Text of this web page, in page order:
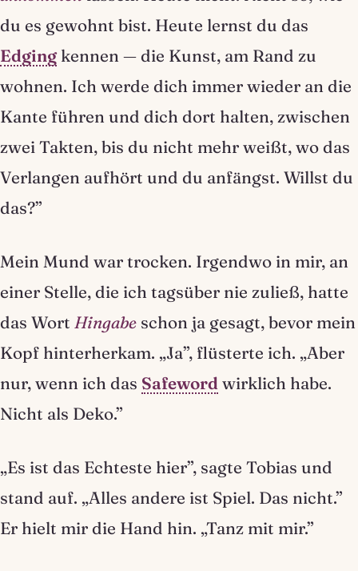
du es gewohnt bist. Heute lernst du das
Edgingkennen — die Kunst, am Rand zu
wohnen. Ich werde dich immer wieder an die
Kante führen und dich dort halten, zwischen
zwei Takten, bis du nicht mehr weißt, wo das
Verlangen aufhört und du anfängst. Willst du
das?”
Mein Mund war trocken. Irgendwo in mir, an
einer Stelle, die ich tagsüber nie zuließ, hatte
das Wort Hingabe schon ja gesagt, bevor mein
Kopf hinterherkam. „Ja”, flüsterte ich. „Aber
nur, wenn ich das Safeword wirklich habe.
Nicht als Deko.”
„Es ist das Echteste hier”, sagte Tobias und
stand auf. „Alles andere ist Spiel. Das nicht.”
Er hielt mir die Hand hin. „Tanz mit mir.”